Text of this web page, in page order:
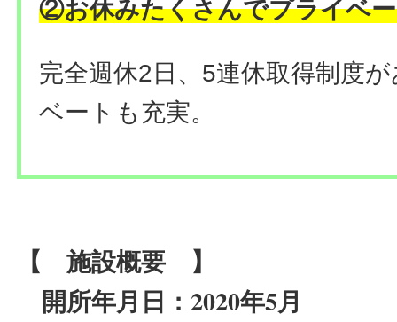
②お休みたくさんでプライベ
完全週休2日、5連休取得制度
ベートも充実。
【 施設概要 】
開所年月日： 2020年5月